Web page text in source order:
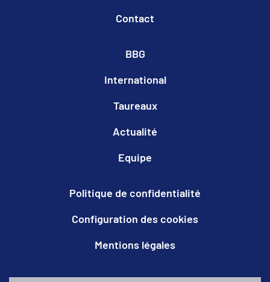
Contact
BBG
International
Taureaux
Actualité
Equipe
Politique de confidentialité
Configuration des cookies
Mentions légales